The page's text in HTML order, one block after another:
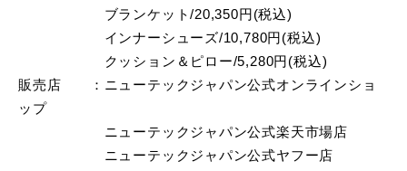
ブランケット/20,350円(税込)
インナーシューズ/10,780円(税込)
クッション＆ピロー/5,280円(税込)
販売店 ：ニューテックジャパン公式オンラインショ
ップ
ニューテックジャパン公式楽天市場店
ニューテックジャパン公式ヤフー店